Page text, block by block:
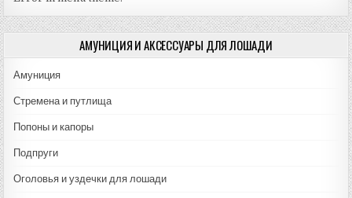
АМУНИЦИЯ И АКСЕССУАРЫ ДЛЯ ЛОШАДИ
Амуниция
Стремена и путлища
Попоны и капоры
Подпруги
Оголовья и уздечки для лошади